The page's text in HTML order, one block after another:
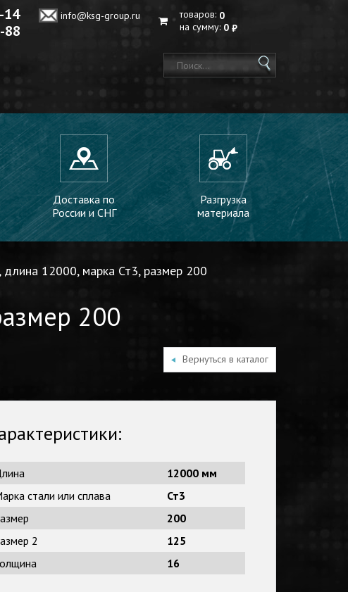
14
88
info@ksg-group.ru товаров: 0
на сумму: 0 ₽
Доставка по
России и СНГ
Разгрузка
материала
12000, марка Ст3, размер 200
200
Вернуться в каталог
12000 мм
стали или сплава
Ст3
200
2
125
16